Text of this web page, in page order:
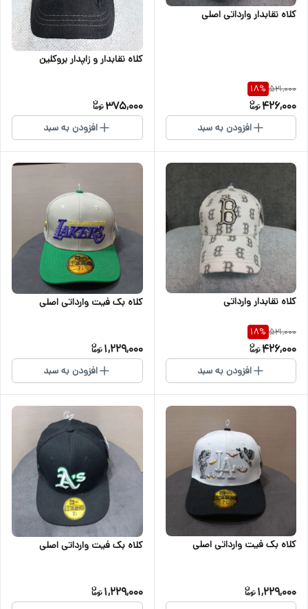
کلاه نقابدار وارداتی اصلی
521,000
18%
426,000
افزودن به سبد
کلاه نقابدار و زاپدار بروکلین
375,000
افزودن به سبد
کلاه نقابدار وارداتی
521,000
18%
426,000
افزودن به سبد
کلاه بک فیت وارداتی اصلی
1,229,000
افزودن به سبد
کلاه بک فیت وارداتی اصلی
1,229,000
کلاه بک فیت وارداتی اصلی
1,229,000